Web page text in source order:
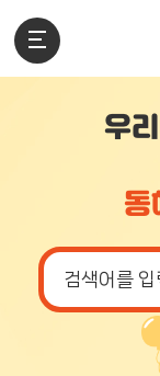
우
동